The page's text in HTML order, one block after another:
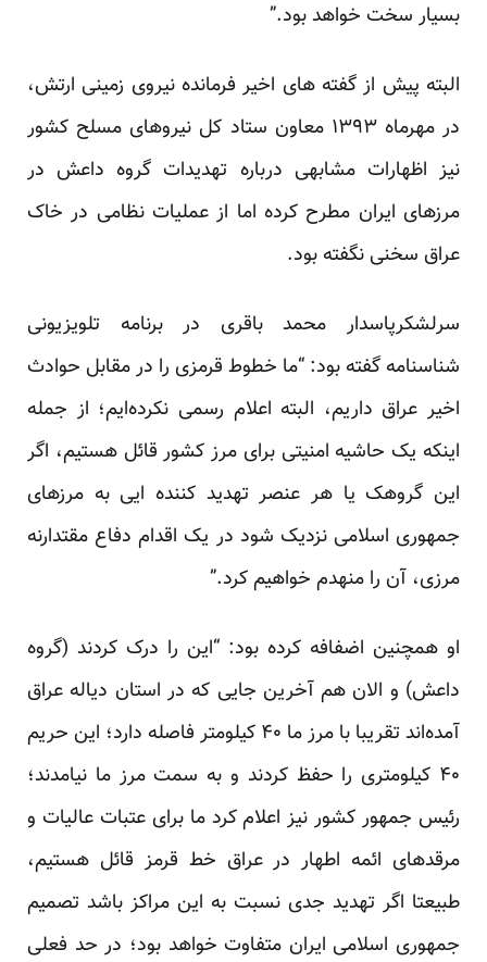
بسیار سخت خواهد بود.”
البته پیش از گفته های اخیر فرمانده نیروی زمینی ارتش،
در مهرماه ۱۳۹۳ معاون ستاد کل نیروهای مسلح کشور
نیز اظهارات مشابهی درباره تهدیدات گروه داعش در
مرزهای ایران مطرح کرده اما از عملیات نظامی در خاک
عراق سخنی نگفته بود.
سرلشکرپاسدار محمد باقری در برنامه تلویزیونی
شناسنامه گفته بود: “ما خطوط قرمزی را در مقابل حوادث
اخیر عراق داریم، البته اعلام رسمی نکرده‌ایم؛ از جمله
اینکه یک حاشیه امنیتی برای مرز کشور قائل هستیم، اگر
این گروهک یا هر عنصر تهدید کننده ایی به مرزهای
جمهوری اسلامی نزدیک شود در یک اقدام دفاع مقتدارنه
مرزی، آن را منهدم خواهیم کرد.”
او همچنین اضفافه کرده بود: “این را درک کردند (گروه
داعش) و الان هم آخرین جایی که در استان دیاله عراق
آمده‌اند تقریبا با مرز ما ۴۰ کیلومتر فاصله دارد؛ این حریم
۴۰ کیلومتری را حفظ کردند و به سمت مرز ما نیامدند؛
رئیس جمهور کشور نیز اعلام کرد ما برای عتبات عالیات و
مرقدهای ائمه اطهار در عراق خط قرمز قائل هستیم،
طبیعتا اگر تهدید جدی نسبت به این مراکز باشد تصمیم
جمهوری اسلامی ایران متفاوت خواهد بود؛ در حد فعلی